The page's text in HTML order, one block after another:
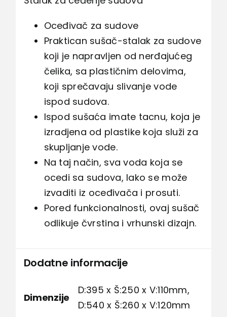
Oceđivač za sudove
Praktican sušač-stalak za sudove
koji je napravljen od nerđajućeg
čelika, sa plastičnim delovima,
koji sprečavaju slivanje vode
ispod sudova.
Ispod sušaća imate tacnu, koja je
izradjena od plastike koja služi za
skupljanje vode.
Na taj način, sva voda koja se
ocedi sa sudova, lako se može
izvaditi iz oceđivača i prosuti.
Pored funkcionalnosti, ovaj sušač
odlikuje čvrstina i vrhunski dizajn.
Dodatne informacije
Dimenzije
D:395 x Š:250 x V:110mm,
D:540 x Š:260 x V:120mm